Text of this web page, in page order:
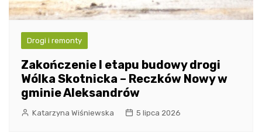
Drogi i remonty
Zakończenie I etapu budowy drogi
Wólka Skotnicka – Reczków Nowy w
gminie Aleksandrów
Katarzyna Wiśniewska 5 lipca 2026